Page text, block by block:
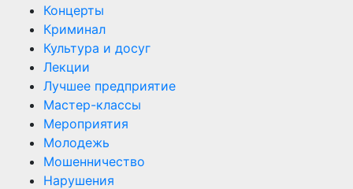
Концерты
Криминал
Культура и досуг
Лекции
Лучшее предприятие
Мастер-классы
Мероприятия
Молодежь
Мошенничество
Нарушения